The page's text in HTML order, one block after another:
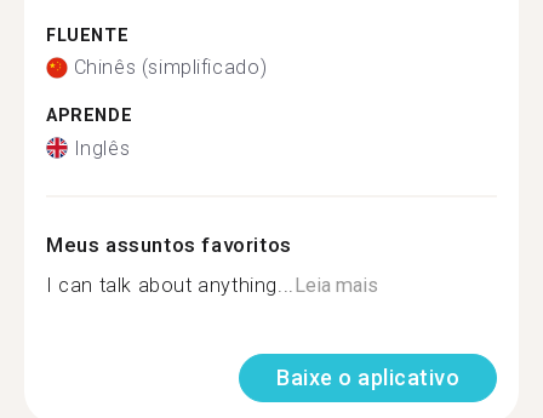
FLUENTE
Chinês (simplificado)
APRENDE
Inglês
Meus assuntos favoritos
I can talk about anything... Leia mais
Baixe o aplicativo